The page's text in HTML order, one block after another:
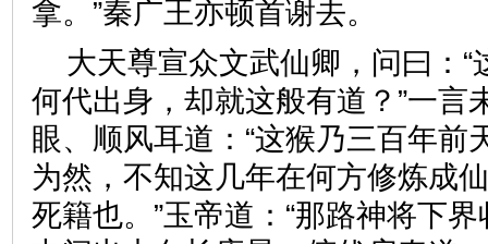
拿。”秦广王亦顿首谢去。
大天尊宣众文武仙卿，问曰：
何代出身，却就这般有道？”一言
眼、顺风耳道：“这猴乃三百年前
为然，不知这几年在何方修炼成
死籍也。”玉帝道：“那路神将下